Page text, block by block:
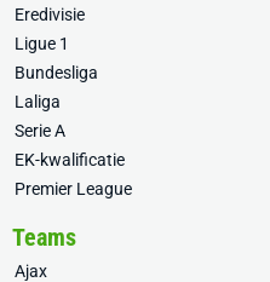
Eredivisie
Ligue 1
Bundesliga
Laliga
Serie A
EK-kwalificatie
Premier League
Teams
Ajax